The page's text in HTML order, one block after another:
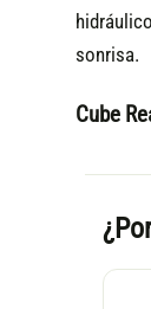
sonrisa.
Cube